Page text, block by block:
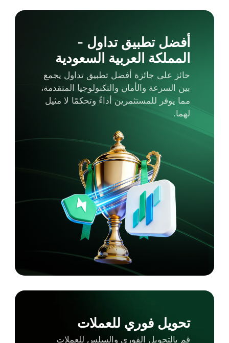
أفضل تطبيق تداول -
المملكة العربية السعودية
حائز على جائزة أفضل تطبيق تداول يجمع
بين السرعة والأمان والتكنولوجيا المتقدمة،
مما يوفر للمستثمرين أداءً وتحكمًا لا مثيل
لهما.
تحويل فوري للعملات
قم بالتحويل الفوري والسلس للعملات